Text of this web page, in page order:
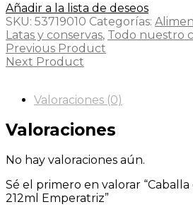
Añadir a la lista de deseos
SKU: 53719010 Categorías:
Latas y conservas, Todo nuestro
Previous Product
Next Product
Valoraciones (0)
Valoraciones
No hay valoraciones aún.
Sé el primero en valorar
212ml Emperatriz”